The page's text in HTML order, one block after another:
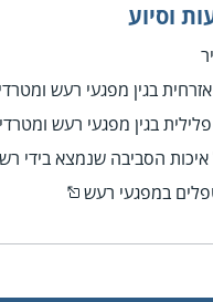
וסיוע
בגין מפגעי רעש
בגין מפגעי רעש
איכות הסביבה שנמצא בידי
במפגעי רעש